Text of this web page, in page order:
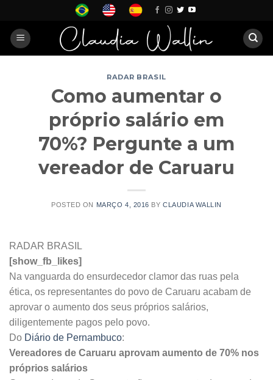
content
RADAR BRASIL
Como aumentar o
próprio salário em
70%? Pergunte a um
vereador de Caruaru
POSTED ON MARÇO 4, 2016 BYCLAUDIA WALLIN
RADAR BRASIL
[show_fb_likes]
Na vanguarda do ensurdecedor clamor das ruas pela
ética, os representantes do povo de Caruaru acabam de
aprovar o aumento dos seus próprios salários,
diligentemente pagos pelo povo.
Do Diário de Pernambuco:
Vereadores de Caruaru aprovam aumento de 70% nos
próprios salários